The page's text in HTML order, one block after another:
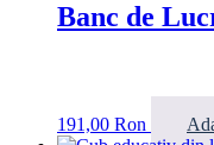
Banc de
191,00 Ron